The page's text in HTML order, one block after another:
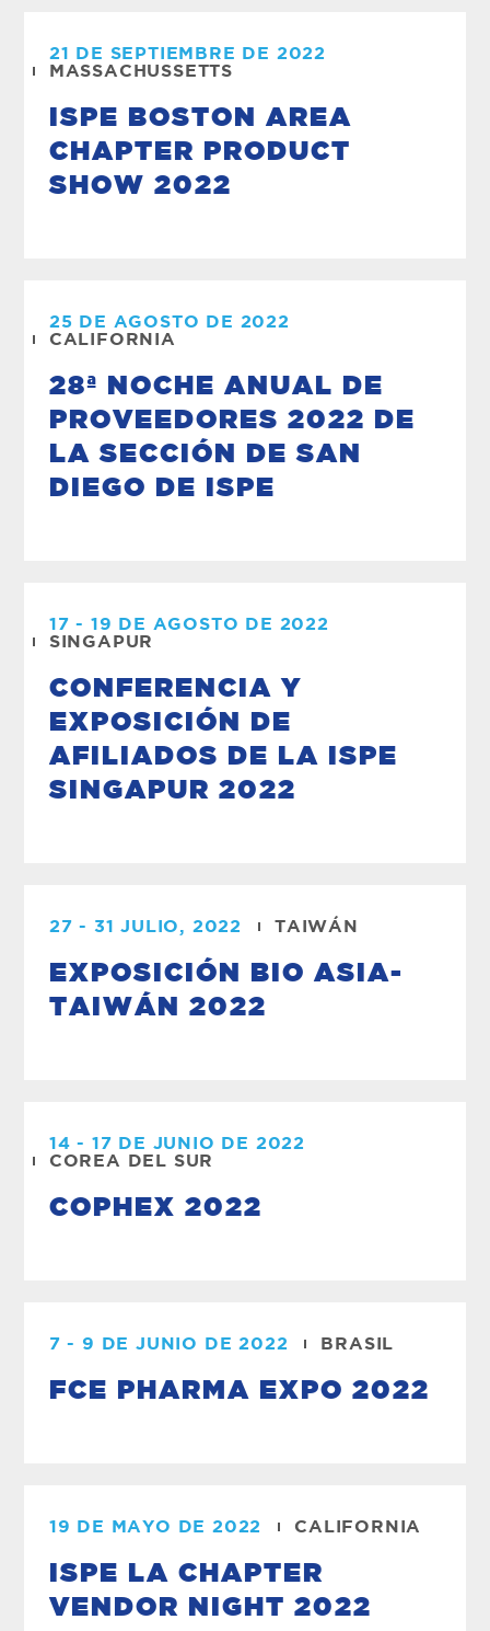
21 DE SEPTIEMBRE DE 2022
MASSACHUSSETTS
ISPE BOSTON AREA
CHAPTER PRODUCT
SHOW 2022
25 DE AGOSTO DE 2022
CALIFORNIA
28ª NOCHE ANUAL DE
PROVEEDORES 2022 DE
LA SECCIÓN DE SAN
DIEGO DE ISPE
17 - 19 DE AGOSTO DE 2022
SINGAPUR
CONFERENCIA Y
EXPOSICIÓN DE
AFILIADOS DE LA ISPE
SINGAPUR 2022
27 - 31 JULIO, 2022 TAIWÁN
EXPOSICIÓN BIO ASIA-
TAIWÁN 2022
14 - 17 DE JUNIO DE 2022
COREA DEL SUR
COPHEX 2022
7 - 9 DE JUNIO DE 2022 BRASIL
FCE PHARMA EXPO 2022
19 DE MAYO DE 2022 CALIFORNIA
ISPE LA CHAPTER
VENDOR NIGHT 2022